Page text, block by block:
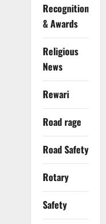
Recognition
& Awards
Religious
News
Rewari
Road rage
Road Safety
Rotary
Safety